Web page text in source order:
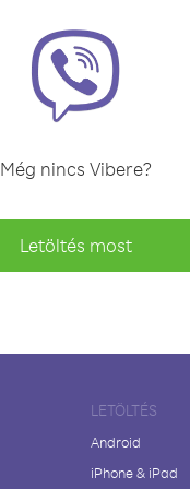
Még nincs Vibere?
Letöltés most
LETÖLTÉS
Android
iPhone & iPad